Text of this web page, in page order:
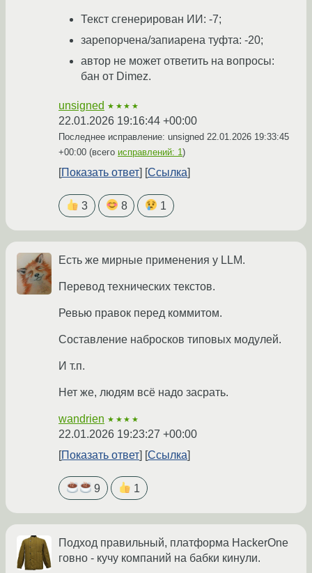
Текст сгенерирован ИИ: -7;
зарепорчена/запиарена туфта: -20;
автор не может ответить на вопросы:
бан от Dimez.
unsigned ★★★★
22.01.2026 19:16:44 +00:00
Последнее исправление: unsigned 22.01.2026 19:33:45
+00:00 (всего исправлений: 1)
Показать ответ Ссылка
3 8 1
Есть же мирные применения у LLM.
Перевод технических текстов.
Ревью правок перед коммитом.
Составление набросков типовых модулей.
И т.п.
Нет же, людям всё надо засрать.
wandrien ★★★★
22.01.2026 19:23:27 +00:00
Показать ответ
Ссылка
9 1
Подход правильный, платформа HackerOne
говно - кучу компаний на бабки кинули.